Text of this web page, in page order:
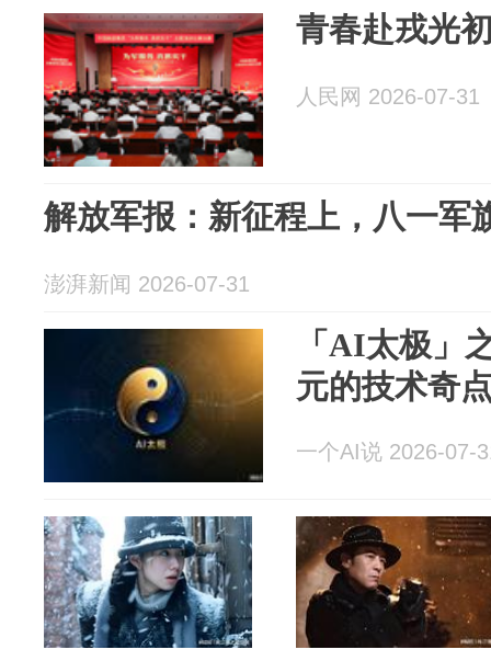
青春赴戎光
人民网 2026-07-31
解放军报：新征程上，八一军
澎湃新闻 2026-07-31
「AI太极」
元的技术奇
一个AI说 2026-07-